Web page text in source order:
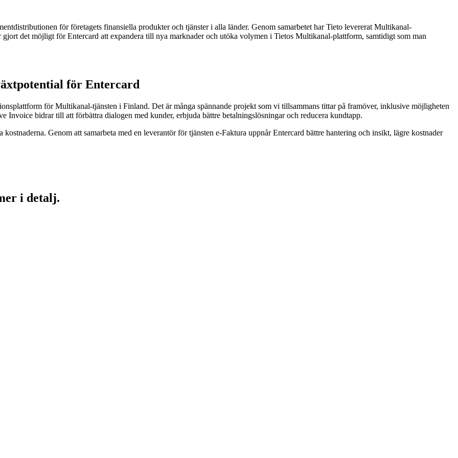
för företagets finansiella produkter och tjänster i alla länder. Genom samarbetet har Tieto levererat Multikanal-
det möjligt för Entercard att expandera till nya marknader och utöka volymen i Tietos Multikanal-plattform, samtidigt som man
för Entercard
för Multikanal-tjänsten i Finland. Det är många spännande projekt som vi tillsammans tittar på framöver, inklusive möjligheten
Invoice bidrar till att förbättra dialogen med kunder, erbjuda bättre betalningslösningar och reducera kundtapp.
Genom att samarbeta med en leverantör för tjänsten e-Faktura uppnår Entercard bättre hantering och insikt, lägre kostnader
i detalj.